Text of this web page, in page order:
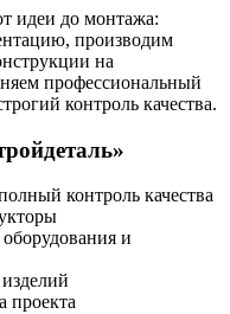
идеи до монтажа:
производим
на
профессиональный
контроль качества.
контроль качества
и
проекта